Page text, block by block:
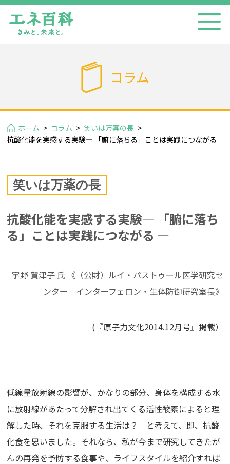
コラム
ホーム > コラム > 笑いは万薬の長 >
抗酸化能を実感する実験― 「腑に落ちる」ことは実践につながる
―
笑いは万薬の長
抗酸化能を実感する実験― 「腑に落ち
る」ことは実践につながる ―
宇野 賀津子 氏 《（公財）ルイ・パストゥール医学研究セ
ンター インターフェロン・生体防御研究室長》
(『原子力文化2014.12月号』掲載）
低線量放射線の影響が、かなりの部分、身体を構成する水
に放射線があたって分解され出てくる活性酸素によると理
解した時、それを克服する生活は？ と考えて、即、抗酸
化食を思いました。それなら、私が今まで研究してきたが
んの再発を予防する食事や、ライフスタイルを紹介すれば